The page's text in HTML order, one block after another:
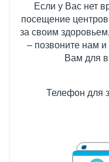
Если у Вас нет
посещение
за своим
– позвоните нам
Вам для
Телефон для